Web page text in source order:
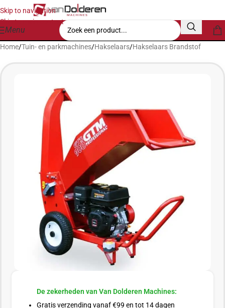
Skip to navigation
Skip to main content
Menu
Home/Tuin- en parkmachines/Hakselaars/Hakselaars Brandstof
De zekerheden van Van Dolderen Machines:
Gratis verzending vanaf €99 en tot 14 dagen